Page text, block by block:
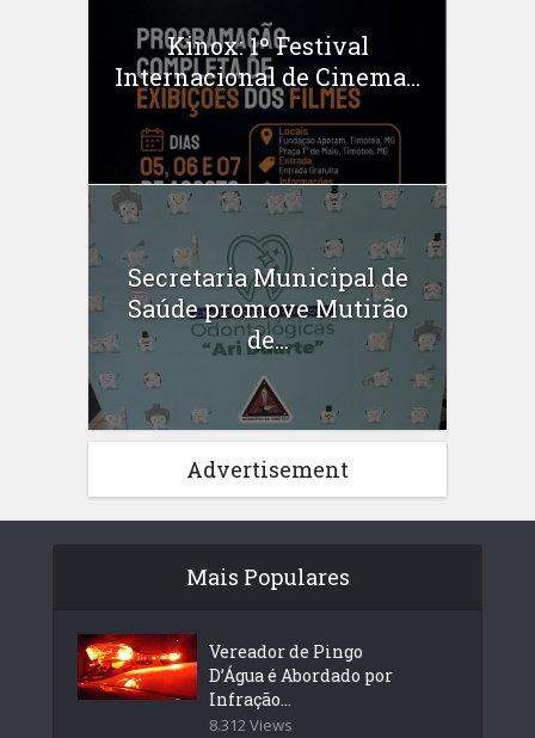
Kinox: 1º Festival
Internacional de Cinema...
Secretaria Municipal de
Saúde promove Mutirão
de...
Advertisement
Mais Populares
Vereador de Pingo
D’Água é Abordado por
Infração...
8.312 Views